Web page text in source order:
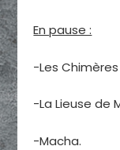
En pause :
-Les
-La Lieuse de
-Macha.